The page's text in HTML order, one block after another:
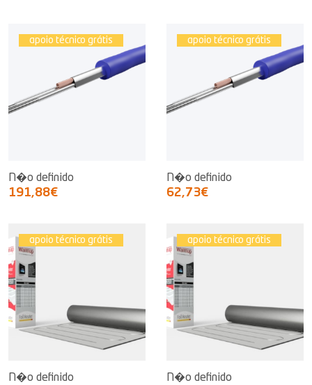
apoio técnico grátis
N�o definido
191,88€
apoio técnico grátis
N�o definido
62,73€
apoio técnico grátis
N�o definido
apoio técnico grátis
N�o definido